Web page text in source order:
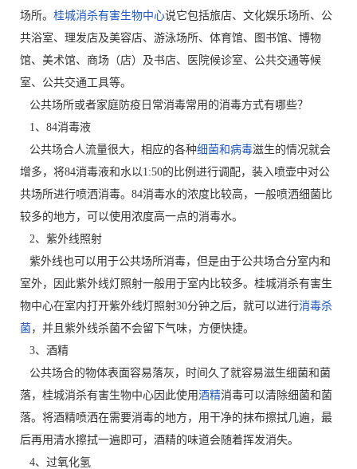
场所。 桂城消杀有害生物中心说它包括旅店、文化娱乐场所、公
共浴室、理发店及美容店、游泳场所、体育馆、图书馆、博物
馆、美术馆、商场（店）及书店、医院候诊室、公共交通等候
室、公共交通工具等。
公共场所或者家庭防疫日常消毒常用的消毒方式有哪些？
1、84消毒液
公共场合人流量很大，相应的各种细菌和病毒滋生的情况就会
增多，将84消毒液和水以1:50的比例进行调配，装入喷壶中对公
共场所进行喷洒消毒。84消毒水的浓度比较高，一般喷洒细菌比
较多的地方，可以使用浓度高一点的消毒水。
2、紫外线照射
紫外线也可以用于公共场所消毒，但是由于公共场合分室内和
室外，因此紫外线灯照射一般用于室内比较多。桂城消杀有害生
物中心在室内打开紫外线灯照射30分钟之后，就可以进行消毒杀
菌，并且紫外线杀菌不会留下气味，方便快捷。
3、酒精
公共场合的物体表面容易落灰，时间久了就容易滋生细菌和菌
落，桂城消杀有害生物中心因此使用酒精消毒可以清除细菌和菌
落。将酒精喷洒在需要消毒的地方，用干净的抹布擦拭几遍，最
后再用清水擦拭一遍即可，酒精的味道会随着挥发消失。
4、过氧化氢